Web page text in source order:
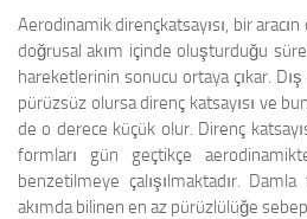
Aerodinamik dirençkatsayısı, bir
doğrusal akım içinde oluşturduğu
hareketlerinin sonucu ortaya çıkar.
pürüzsüz olursa direnç katsayısı ve
de o derece küçük olur. Direnç
formları gün geçtikçe
benzetilmeye çalışılmaktadır.
akımda bilinen en az pürüzlülüğe sebep